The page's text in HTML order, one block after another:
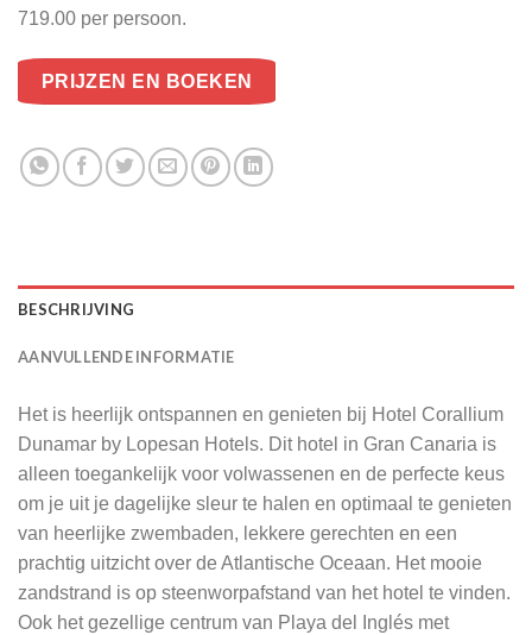
719.00 per persoon.
PRIJZEN EN BOEKEN
BESCHRIJVING
AANVULLENDE INFORMATIE
Het is heerlijk ontspannen en genieten bij Hotel Corallium
Dunamar by Lopesan Hotels. Dit hotel in Gran Canaria is
alleen toegankelijk voor volwassenen en de perfecte keus
om je uit je dagelijke sleur te halen en optimaal te genieten
van heerlijke zwembaden, lekkere gerechten en een
prachtig uitzicht over de Atlantische Oceaan. Het mooie
zandstrand is op steenworpafstand van het hotel te vinden.
Ook het gezellige centrum van Playa del Inglés met